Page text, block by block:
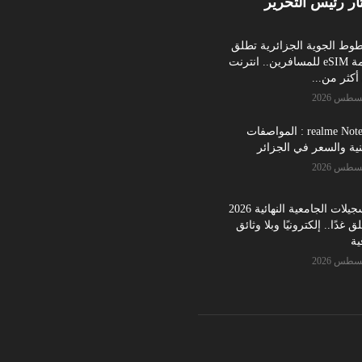
الجوية الجزائرية تطلق
خدمة eSIM للمسافرين.. انترنت
من...
realme Note 70 : المواصفات
والسعر في الجزائر
التسجيلات الجامعية النهائية 2026
غدًا.. إلكترونيًا وبلا وثائق